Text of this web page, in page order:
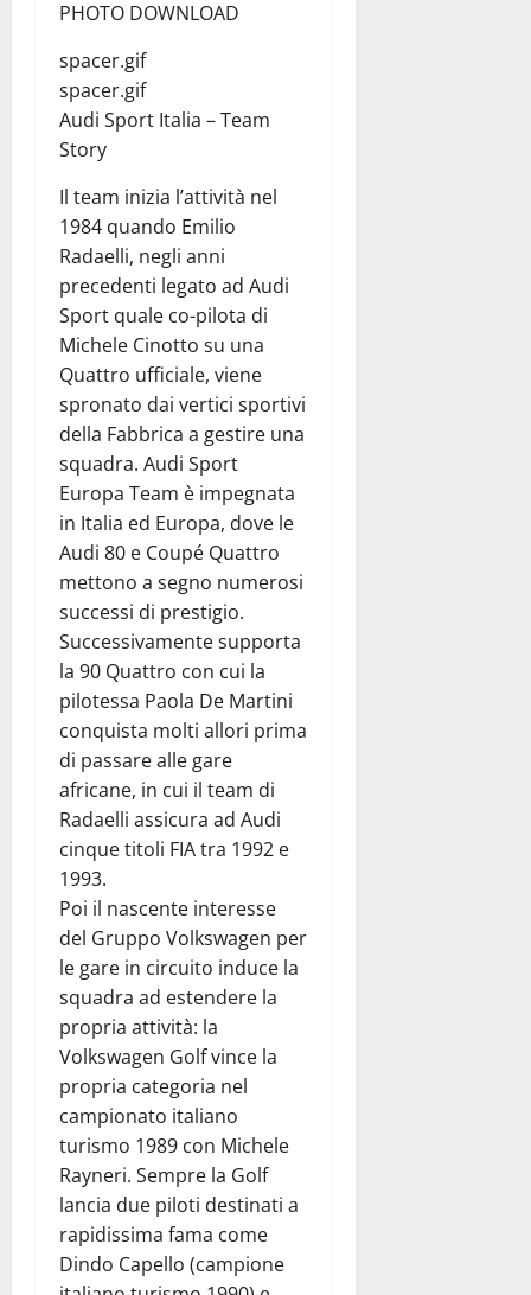
PHOTO DOWNLOAD
spacer.gif
spacer.gif
Audi Sport Italia – Team
Story
Il team inizia l’attività nel
1984 quando Emilio
Radaelli, negli anni
precedenti legato ad Audi
Sport quale co-pilota di
Michele Cinotto su una
Quattro ufficiale, viene
spronato dai vertici sportivi
della Fabbrica a gestire una
squadra. Audi Sport
Europa Team è impegnata
in Italia ed Europa, dove le
Audi 80 e Coupé Quattro
mettono a segno numerosi
successi di prestigio.
Successivamente supporta
la 90 Quattro con cui la
pilotessa Paola De Martini
conquista molti allori prima
di passare alle gare
africane, in cui il team di
Radaelli assicura ad Audi
cinque titoli FIA tra 1992 e
1993.
Poi il nascente interesse
del Gruppo Volkswagen per
le gare in circuito induce la
squadra ad estendere la
propria attività: la
Volkswagen Golf vince la
propria categoria nel
campionato italiano
turismo 1989 con Michele
Rayneri. Sempre la Golf
lancia due piloti destinati a
rapidissima fama come
Dindo Capello (campione